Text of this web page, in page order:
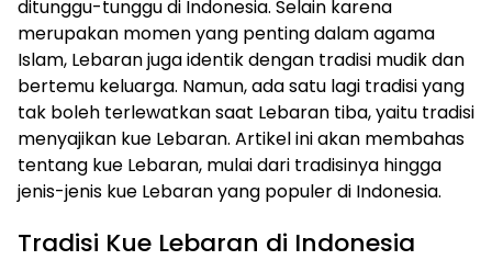
ditunggu-tunggu di Indonesia. Selain karena
merupakan momen yang penting dalam agama
Islam, Lebaran juga identik dengan tradisi mudik dan
bertemu keluarga. Namun, ada satu lagi tradisi yang
tak boleh terlewatkan saat Lebaran tiba, yaitu tradisi
menyajikan kue Lebaran. Artikel ini akan membahas
tentang kue Lebaran, mulai dari tradisinya hingga
jenis-jenis kue Lebaran yang populer di Indonesia.
Tradisi Kue Lebaran di Indonesia